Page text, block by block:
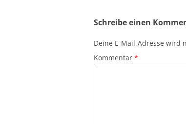
Schreibe einen
Deine E-Mail-Adresse wird
Kommentar *